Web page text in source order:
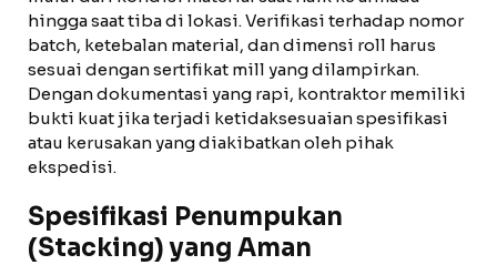
hingga saat tiba di lokasi. Verifikasi terhadap nomor
batch, ketebalan material, dan dimensi roll harus
sesuai dengan sertifikat mill yang dilampirkan.
Dengan dokumentasi yang rapi, kontraktor memiliki
bukti kuat jika terjadi ketidaksesuaian spesifikasi
atau kerusakan yang diakibatkan oleh pihak
ekspedisi.
Spesifikasi Penumpukan
(Stacking) yang Aman